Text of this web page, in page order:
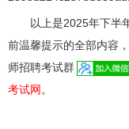
以上是2025年下半年
前温馨提示的全部内容
师招聘考试群
考试网。